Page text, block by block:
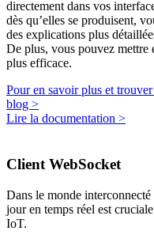
directement dans vos
dès qu’elles se produisent,
des explications plus
De plus, vous pouvez
plus efficace.
Pour en savoir plus et
blog >
Lire la documentation >
Client WebSocket
Dans le monde interconnecté
jour en temps réel est
IoT.